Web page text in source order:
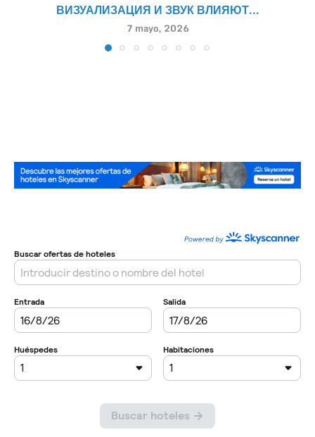
ВИЗУАЛИЗАЦИЯ И ЗВУК ВЛИЯЮТ...
7 mayo, 2026